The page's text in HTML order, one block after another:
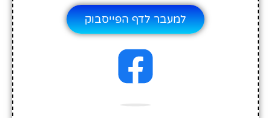
למעבר לדף הפייסבוק